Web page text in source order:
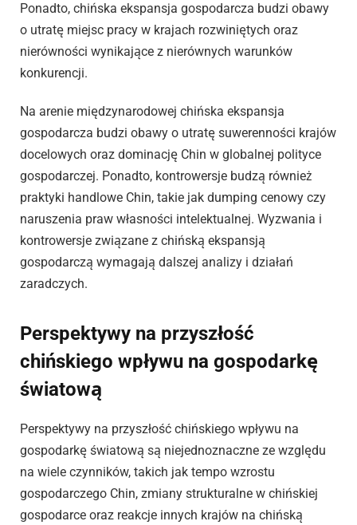
Ponadto, chińska ekspansja gospodarcza budzi obawy
o utratę miejsc pracy w krajach rozwiniętych oraz
nierówności wynikające z nierównych warunków
konkurencji.
Na arenie międzynarodowej chińska ekspansja
gospodarcza budzi obawy o utratę suwerenności krajów
docelowych oraz dominację Chin w globalnej polityce
gospodarczej. Ponadto, kontrowersje budzą również
praktyki handlowe Chin, takie jak dumping cenowy czy
naruszenia praw własności intelektualnej. Wyzwania i
kontrowersje związane z chińską ekspansją
gospodarczą wymagają dalszej analizy i działań
zaradczych.
Perspektywy na przyszłość
chińskiego wpływu na gospodarkę
światową
Perspektywy na przyszłość chińskiego wpływu na
gospodarkę światową są niejednoznaczne ze względu
na wiele czynników, takich jak tempo wzrostu
gospodarczego Chin, zmiany strukturalne w chińskiej
gospodarce oraz reakcje innych krajów na chińską